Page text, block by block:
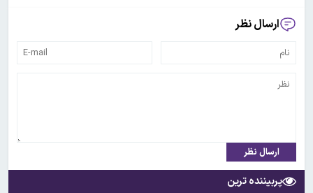
ارسال نظر
ارسال نظر
پربیننده ترین